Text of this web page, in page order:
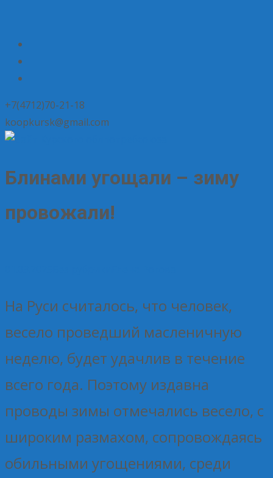
+7(4712)70-21-18
koopkursk@gmail.com
Блинами угощали – зиму
провожали!
На Руси считалось, что человек,
весело проведший масленичную
неделю, будет удачлив в течение
всего года. Поэтому издавна
проводы зимы отмечались весело, с
широким размахом, сопровождаясь
обильными угощениями, среди